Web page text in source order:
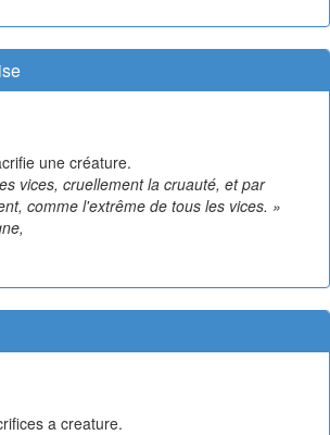
une créature.
vices, cruellement la cruauté, et par
comme l'extrême de tous les vices. »
a creature.